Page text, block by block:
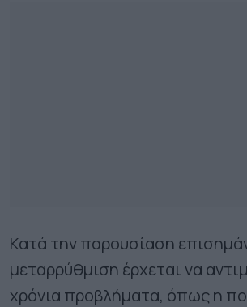
Κατά την παρουσίαση
μεταρρύθμιση έρχεται να
χρόνια προβλήματα, όπως η